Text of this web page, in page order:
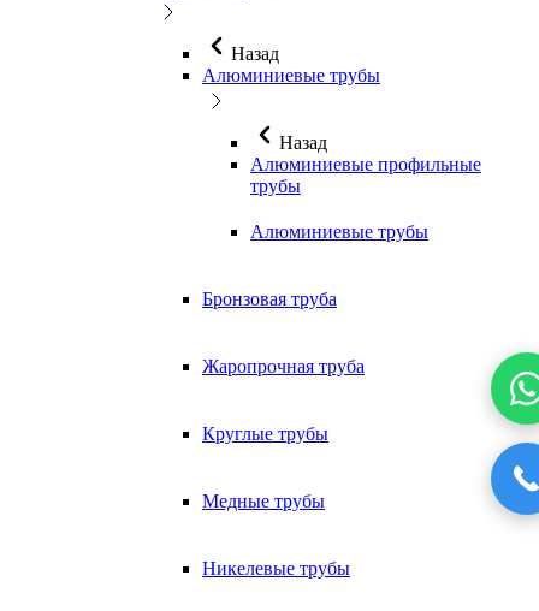
Назад
Алюминиевые трубы
Назад
Алюминиевые профильные
трубы
Алюминиевые трубы
Бронзовая труба
Жаропрочная труба
Круглые трубы
Медные трубы
Никелевые трубы